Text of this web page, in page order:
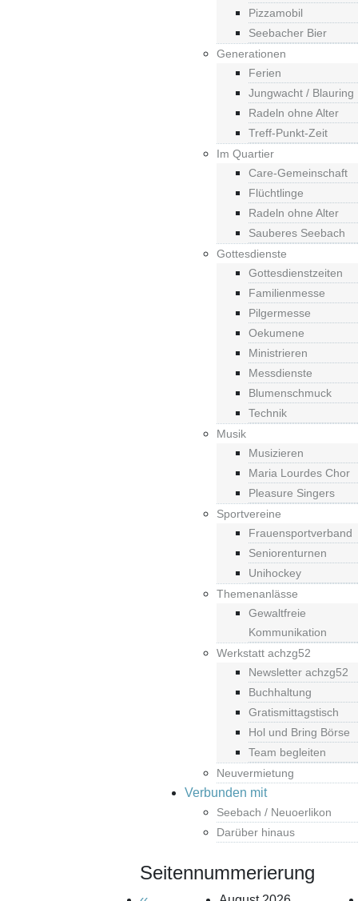
Pizzamobil
Seebacher Bier
Generationen
Ferien
Jungwacht / Blauring
Radeln ohne Alter
Treff-Punkt-Zeit
Im Quartier
Care-Gemeinschaft
Flüchtlinge
Radeln ohne Alter
Sauberes Seebach
Gottesdienste
Gottesdienstzeiten
Familienmesse
Pilgermesse
Oekumene
Ministrieren
Messdienste
Blumenschmuck
Technik
Musik
Musizieren
Maria Lourdes Chor
Pleasure Singers
Sportvereine
Frauensportverband
Seniorenturnen
Unihockey
Themenanlässe
Gewaltfreie
Kommunikation
Werkstatt achzg52
Newsletter achzg52
Buchhaltung
Gratismittagstisch
Hol und Bring Börse
Team begleiten
Neuvermietung
Verbunden mit
Seebach / Neuoerlikon
Darüber hinaus
Seitennummerierung